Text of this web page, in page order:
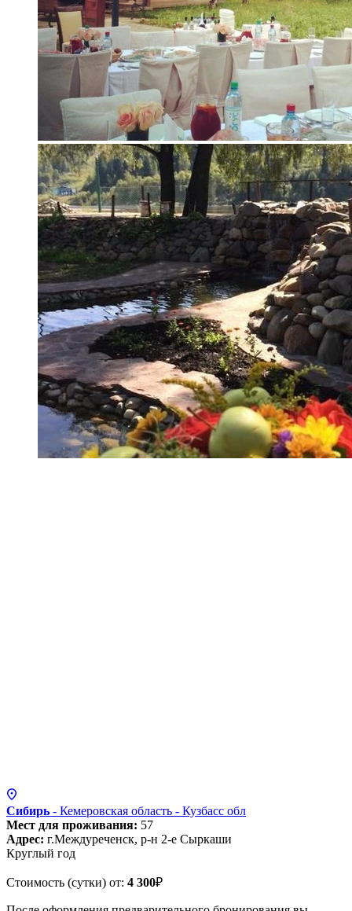
Сибирь - Кемеровская область - Кузбасс обл
Мест для проживания: 57
Адрес: г.Междуреченск, р-н 2-е Сыркаши
Круглый год
Стоимость (сутки) от: 4 300₽